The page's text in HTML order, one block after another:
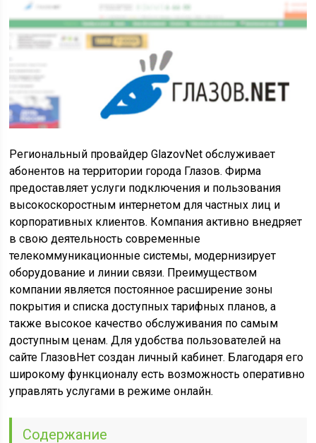
Региональный провайдер GlazovNet обслуживает
абонентов на территории города Глазов. Фирма
предоставляет услуги подключения и пользования
высокоскоростным интернетом для частных лиц и
корпоративных клиентов. Компания активно внедряет
в свою деятельность современные
телекоммуникационные системы, модернизирует
оборудование и линии связи. Преимуществом
компании является постоянное расширение зоны
покрытия и списка доступных тарифных планов, а
также высокое качество обслуживания по самым
доступным ценам. Для удобства пользователей на
сайте ГлазовНет создан личный кабинет. Благодаря его
широкому функционалу есть возможность оперативно
управлять услугами в режиме онлайн.
Содержание